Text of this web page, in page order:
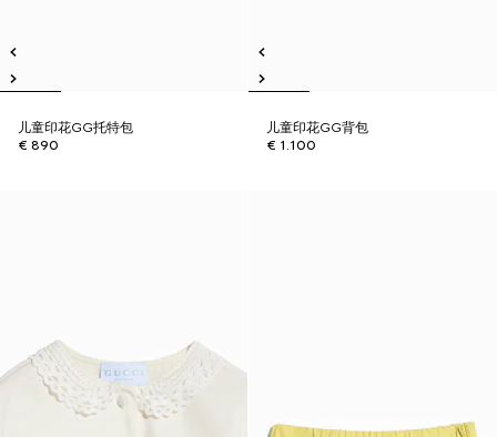
儿童印花GG托特包
€ 890
儿童印花GG背包
€ 1.100